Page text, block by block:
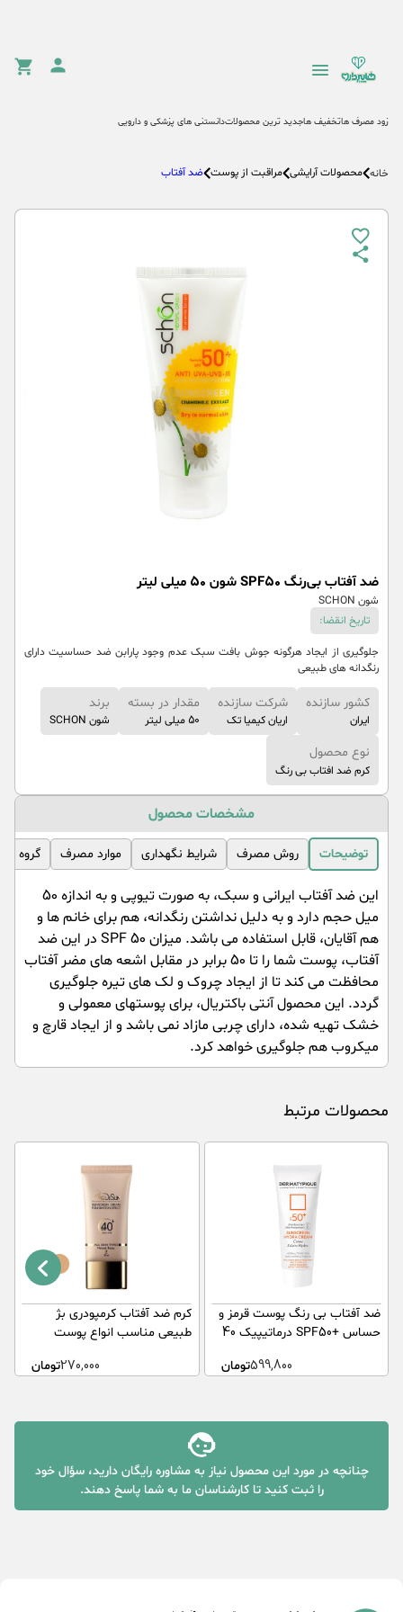
زود مصرف هاتخفیف هاجدید ترین محصولاتدانستنی های پزشکی و دارویی
خانه محصولات آرایشی مراقبت از پوست ضد آفتاب
ضد آفتاب بی‌رنگ SPF50 شون 50 میلی لیتر
شون SCHON
تاریخ انقضا:
جلوگیری از ایجاد هرگونه جوش بافت سبک عدم وجود پارابن ضد حساسیت دارای
رنگدانه های طبیعی
کشور سازنده
ایران
شرکت سازنده
اریان کیمیا تک
مقدار در بسته
50 میلی لیتر
برند
شون SCHON
نوع محصول
کرم ضد افتاب بی رنگ
مشخصات محصول
توضیحات روش مصرف شرایط نگهداری موارد مصرف گروه
این ضد آفتاب ایرانی و سبک، به صورت تیوپی و به اندازه 50
میل حجم دارد و به دلیل نداشتن رنگدانه، هم برای خانم ها و
هم آقایان، قابل استفاده می باشد. میزان SPF 50 در این ضد
آفتاب، پوست شما را تا 50 برابر در مقابل اشعه های مضر آفتاب
محافظت می کند تا از ایجاد چروک و لک های تیره جلوگیری
گردد. این محصول آنتی باکتریال، برای پوستهای معمولی و
خشک تهیه شده، دارای چربی مازاد نمی باشد و از ایجاد قارچ و
میکروب هم جلوگیری خواهد کرد.
محصولات مرتبط
ضد آفتاب بی رنگ پوست قرمز و
حساس +SPF50 درماتیپیک 40
599,800تومان
کرم ضد آفتاب کرمپودری بژ
طبیعی مناسب انواع پوست
270,000تومان
چنانچه در مورد این محصول نیاز به مشاوره رایگان دارید، سؤال خود
را ثبت کنید تا کارشناسان ما به شما پاسخ دهند.